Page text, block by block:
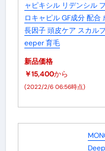
ャピキシル リデンシル
ロキャピル GF成分 配合
長因子 頭皮ケア スカル
eeper 育毛
新品価格
￥15,400から
(2022/2/6 06:56時点)
MONGORYU SCALPESSENCE